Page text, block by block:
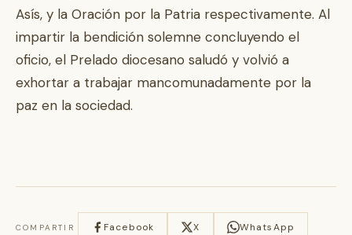
Asís, y la Oración por la Patria respectivamente. Al
impartir la bendición solemne concluyendo el
oficio, el Prelado diocesano saludó y volvió a
exhortar a trabajar mancomunadamente por la
paz en la sociedad.
COMPARTIR Facebook X WhatsApp